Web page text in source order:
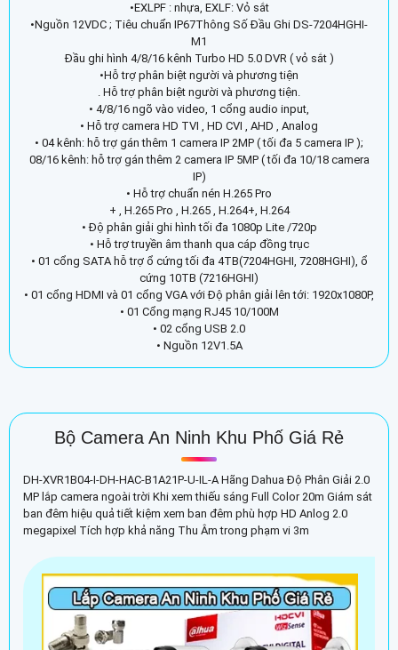
•EXLPF : nhựa, EXLF: Vỏ sắt
•Nguồn 12VDC ; Tiêu chuẩn IP67Thông Số Đầu Ghi DS-7204HGHI-
M1
Đầu ghi hình 4/8/16 kênh Turbo HD 5.0 DVR ( vỏ sắt )
•Hỗ trợ phân biệt người và phương tiện
. Hỗ trợ phân biệt người và phương tiện.
• 4/8/16 ngõ vào video, 1 cổng audio input,
• Hỗ trợ camera HD TVI , HD CVI , AHD , Analog
• 04 kênh: hỗ trợ gán thêm 1 camera IP 2MP ( tối đa 5 camera IP );
08/16 kênh: hỗ trợ gán thêm 2 camera IP 5MP ( tối đa 10/18 camera
IP)
• Hỗ trợ chuẩn nén H.265 Pro
+ , H.265 Pro , H.265 , H.264+, H.264
• Độ phân giải ghi hình tối đa 1080p Lite /720p
• Hỗ trợ truyền âm thanh qua cáp đồng trục
• 01 cổng SATA hỗ trợ ổ cứng tối đa 4TB(7204HGHI, 7208HGHI), ổ
cứng 10TB (7216HGHI)
• 01 cổng HDMI và 01 cổng VGA với Độ phân giải lên tới: 1920x1080P,
• 01 Cổng mạng RJ45 10/100M
• 02 cổng USB 2.0
• Nguồn 12V1.5A
Bộ Camera An Ninh Khu Phố Giá Rẻ
DH-XVR1B04-I-DH-HAC-B1A21P-U-IL-A Hãng Dahua Độ Phân Giải 2.0
MP lắp camera ngoài trời Khi xem thiếu sáng Full Color 20m Giám sát
ban đêm hiệu quả tiết kiệm xem ban đêm phù hợp HD Anlog 2.0
megapixel Tích hợp khả năng Thu Âm trong phạm vi 3m